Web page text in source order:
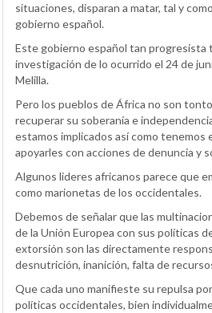
situaciones, disparan a matar, tal y
gobierno español.
Este gobierno español tan progresista
investigación de lo ocurrido el 24 de
Melilla.
Pero los pueblos de África no son
recuperar su soberanía e
estamos implicados así como tenemos
apoyarles con acciones de denuncia y
Algunos lideres africanos parece que
como marionetas de los occidentales.
Debemos de señalar que las
de la Unión Europea con sus políticas
extorsión son las directamente
desnutrición, inanición, falta de
Que cada uno manifieste su repulsa
políticas occidentales, bien